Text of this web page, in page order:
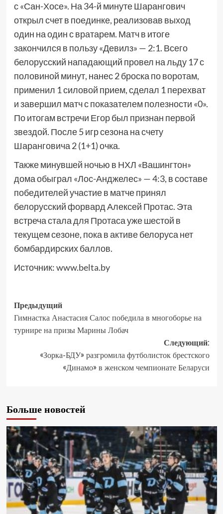
с «Сан-Хосе». На 34-й минуте Шарангович
открыл счет в поединке, реализовав выход
один на один с вратарем. Матч в итоге
закончился в пользу «Девилз» — 2:1. Всего
белорусский нападающий провел на льду 17 с
половиной минут, нанес 2 броска по воротам,
применил 1 силовой прием, сделал 1 перехват
и завершил матч с показателем полезности «0».
По итогам встречи Егор был признан первой
звездой. После 5 игр сезона на счету
Шаранговича 2 (1+1) очка.
Также минувшей ночью в НХЛ «Вашингтон»
дома обыграл «Лос-Анджелес» — 4:3, в составе
победителей участие в матче принял
белорусский форвард Алексей Протас. Эта
встреча стала для Протаса уже шестой в
текущем сезоне, пока в активе белоруса нет
бомбардирских баллов.
Источник:www.belta.by
Предыдущий
Гимнастка Анастасия Салос победила в многоборье на
турнире на призы Марины Лобач
Следующий:
«Зорка-БДУ» разгромила футболисток брестского
«Динамо» в женском чемпионате Беларуси
Больше новостей